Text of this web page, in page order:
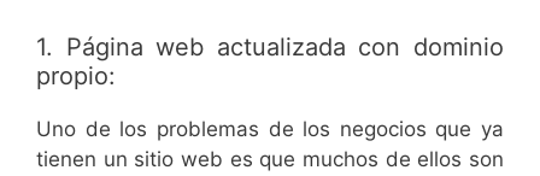
1. Página web actualizada con dominio
propio:
Uno de los problemas de los negocios que ya
tienen un sitio web es que muchos de ellos son